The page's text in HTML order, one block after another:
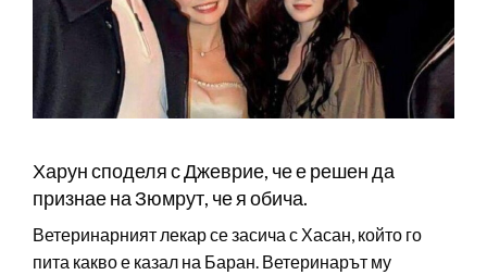
Харун споделя с Джеврие, че е решен да
признае на Зюмрут, че я обича.
Ветеринарният лекар се засича с Хасан, който го
пита какво е казал на Баран. Ветеринарът му